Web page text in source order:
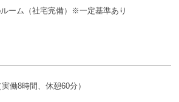
ーム（社宅完備）※一定基準あり
働8時間、休憩60分）